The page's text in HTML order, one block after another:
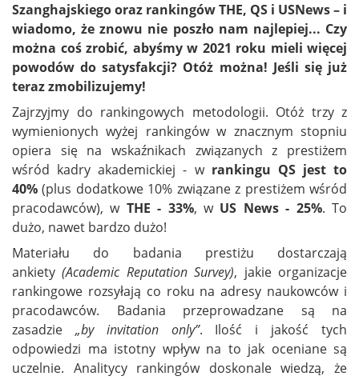
Szanghajskiego oraz rankingów THE, QS i USNews – i
wiadomo, że znowu nie poszło nam najlepiej... Czy
można coś zrobić, abyśmy w 2021 roku mieli więcej
powodów do satysfakcji? Otóż można! Jeśli się już
teraz zmobilizujemy!
Zajrzyjmy do rankingowych metodologii. Otóż trzy z
wymienionych wyżej rankingów w znacznym stopniu
opiera się na wskaźnikach związanych z prestiżem
wśród kadry akademickiej - w rankingu QS jest to
40% (plus dodatkowe 10% związane z prestiżem wśród
pracodawców), w THE - 33%, w US News - 25%. To
dużo, nawet bardzo dużo!
Materiału do badania prestiżu dostarczają
ankiety(Academic Reputation Survey), jakie organizacje
rankingowe rozsyłają co roku na adresy naukowców i
pracodawców. Badania przeprowadzane są na
zasadzie „by invitation only”. Ilość i jakość tych
odpowiedzi ma istotny wpływ na to jak oceniane są
uczelnie. Analitycy rankingów doskonale wiedzą, że